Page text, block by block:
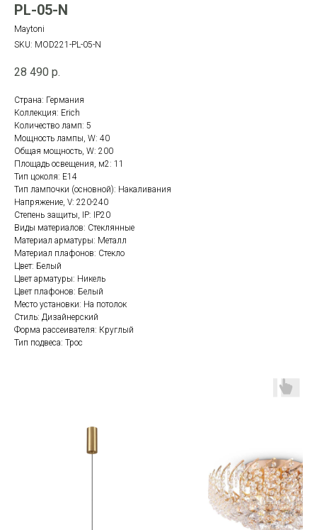
PL-05-N
Maytoni
SKU: MOD221-PL-05-N
28 490 р.
Страна: Германия
Коллекция: Erich
Количество ламп: 5
Мощность лампы, W: 40
Общая мощность, W: 200
Площадь освещения, м2: 11
Тип цоколя: E14
Тип лампочки (основной): Накаливания
Напряжение, V: 220-240
Степень защиты, IP: IP20
Виды материалов: Стеклянные
Материал арматуры: Металл
Материал плафонов: Стекло
Цвет: Белый
Цвет арматуры: Никель
Цвет плафонов: Белый
Место установки: На потолок
Стиль: Дизайнерский
Форма рассеивателя: Круглый
Тип подвеса: Трос